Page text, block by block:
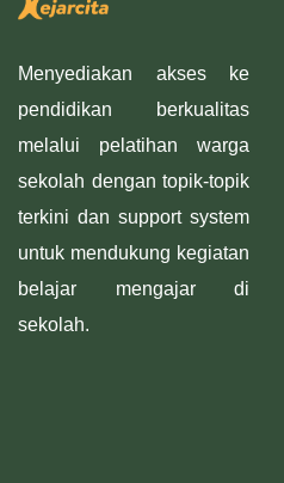
Menyediakan akses ke
pendidikan berkualitas
melalui pelatihan warga
sekolah dengan topik-topik
terkini dan support system
untuk mendukung kegiatan
belajar mengajar di
sekolah.